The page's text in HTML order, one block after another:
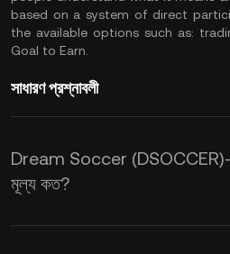
based on a system of direct
the available options such as:
Goal to Earn.
সাধারণ প্রশ্নাবলী
Dream Soccer (DSOCCER)-এর
মূল্য কত?